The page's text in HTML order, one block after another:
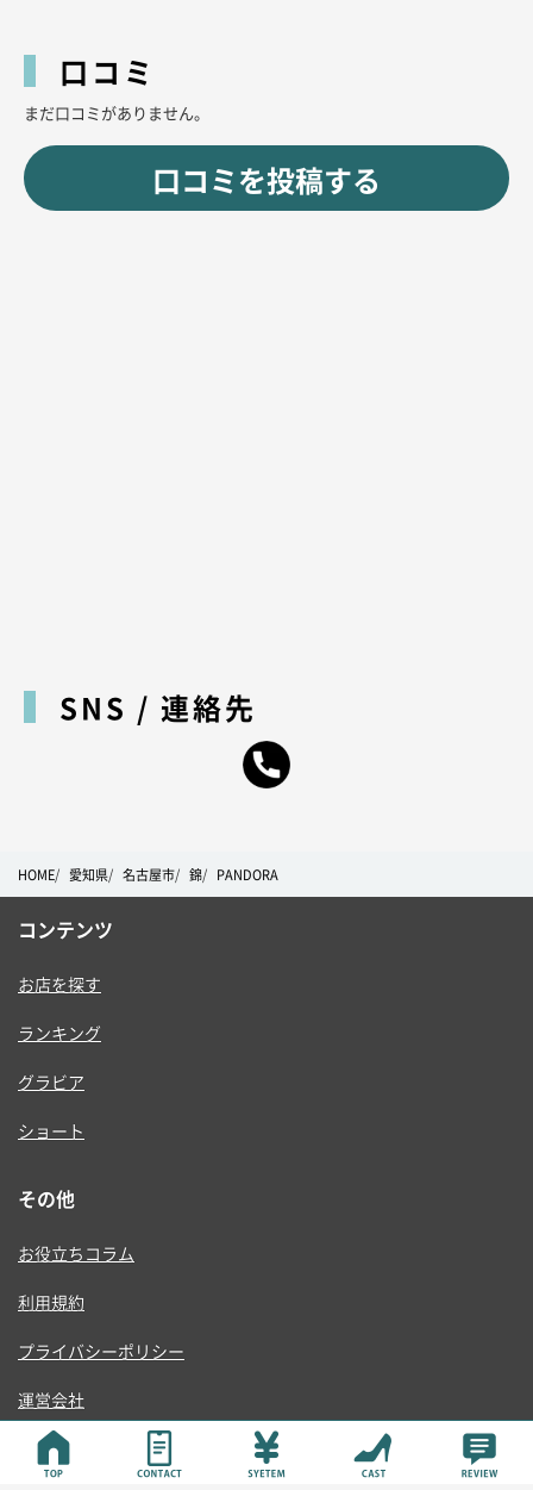
口コミ
まだ口コミがありません。
口コミを投稿する
SNS / 連絡先
HOME 愛知県 名古屋市 錦 PANDORA
コンテンツ
お店を探す
ランキング
グラビア
ショート
その他
お役立ちコラム
利用規約
プライバシーポリシー
運営会社
© ONE RISE , K.K.